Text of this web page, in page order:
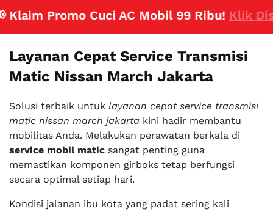
Promo Cuci AC Mobil 99 Ribu!Klik Disini
Layanan Cepat Service Transmisi
Matic Nissan March Jakarta
Solusi terbaik untuk layanan cepat service transmisi
matic nissan march jakarta kini hadir membantu
mobilitas Anda. Melakukan perawatan berkala di
service mobil matic sangat penting guna
memastikan komponen girboks tetap berfungsi
secara optimal setiap hari.
Kondisi jalanan ibu kota yang padat sering kali